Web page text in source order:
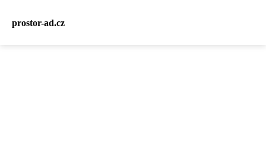
prostor-ad.cz